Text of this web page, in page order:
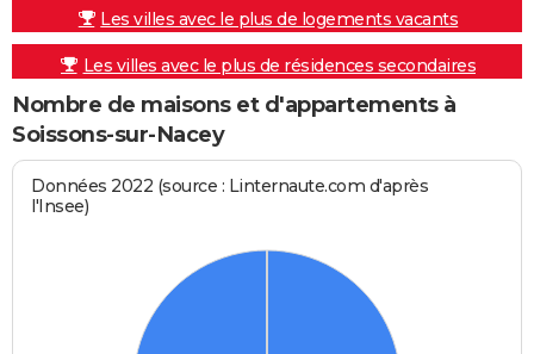
Les villes avec le plus de logements vacants
Les villes avec le plus de résidences secondaires
Nombre de maisons et d'appartements à
Soissons-sur-Nacey
Données 2022 (source : Linternaute.com d'après
l'Insee)